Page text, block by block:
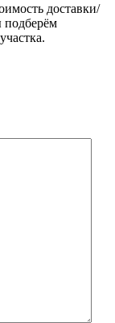
доставки/